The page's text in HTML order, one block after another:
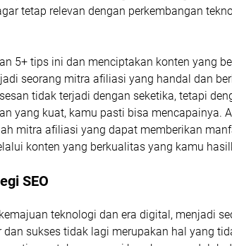
tetap relevan dengan perkembangan
5+ tips ini dan menciptakan konten yang
seorang mitra afiliasi yang handal dan
tidak terjadi dengan seketika, tetapi
yang kuat, kamu pasti bisa mencapainya.
mitra afiliasi yang dapat memberikan
konten yang berkualitas yang kamu
SEO
teknologi dan era digital, menjadi
sukses tidak lagi merupakan hal yang